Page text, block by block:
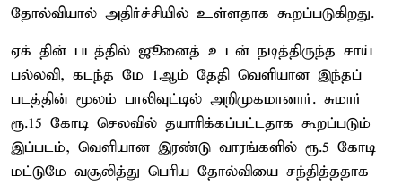
தோல்வியால் அதிர்ச்சியில் உள்ளதாக கூறப்படுகிறது.
ஏக் தின் படத்தில் ஜூனைத் உடன் நடித்திருந்த சாய்
பல்லவி, கடந்த மே 1ஆம் தேதி வெளியான இந்தப்
படத்தின் மூலம் பாலிவுட்டில் அறிமுகமானார். சுமார்
ரூ.15 கோடி செலவில் தயாரிக்கப்பட்டதாக கூறப்படும்
இப்படம், வெளியான இரண்டு வாரங்களில் ரூ.5 கோடி
மட்டுமே வசூலித்து பெரிய தோல்வியை சந்தித்ததாக